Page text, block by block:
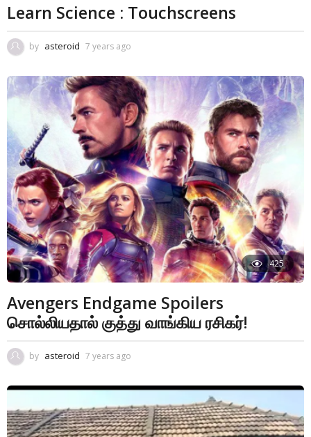
Learn Science : Touchscreens
by asteroid 7 years ago
425
Avengers Endgame Spoilers
சொல்லியதால் குத்து வாங்கிய ரசிகர்!
by asteroid 7 years ago